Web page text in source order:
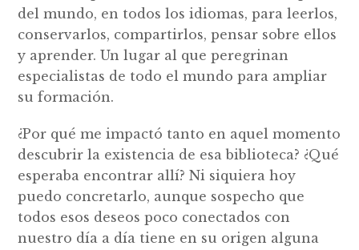
del mundo, en todos los idiomas, para leerlos,
conservarlos, compartirlos, pensar sobre ellos
y aprender. Un lugar al que peregrinan
especialistas de todo el mundo para ampliar
su formación.
¿Por qué me impactó tanto en aquel momento
descubrir la existencia de esa biblioteca? ¿Qué
esperaba encontrar allí? Ni siquiera hoy
puedo concretarlo, aunque sospecho que
todos esos deseos poco conectados con
nuestro día a día tiene en su origen alguna